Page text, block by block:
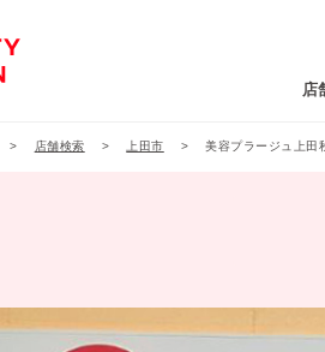
店
店舗検索 上田市 美容プラージュ上田